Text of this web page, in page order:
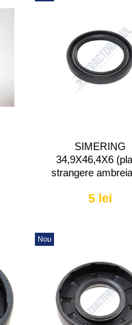
SIMERING
34,9X46,4X6
strangere
5 lei
Nou